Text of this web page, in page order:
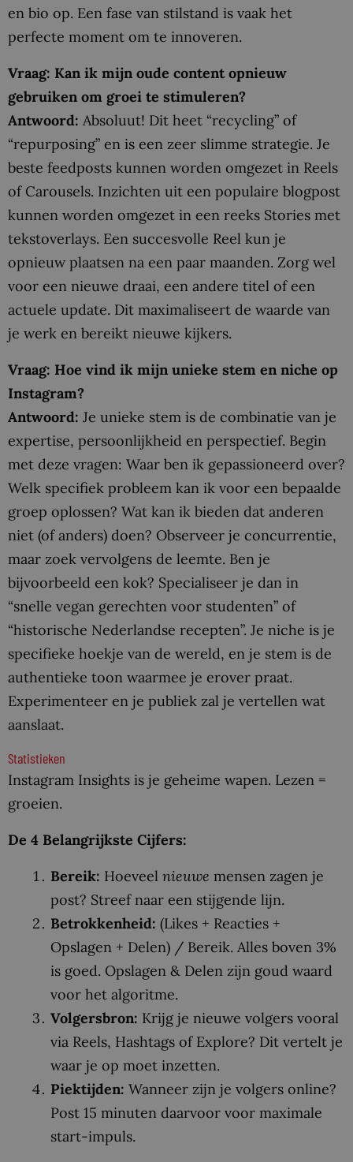
en bio op. Een fase van stilstand is vaak het
perfecte moment om te innoveren.
Vraag: Kan ik mijn oude content opnieuw
gebruiken om groei te stimuleren?
Antwoord: Absoluut! Dit heet “recycling” of
“repurposing” en is een zeer slimme strategie. Je
beste feedposts kunnen worden omgezet in Reels
of Carousels. Inzichten uit een populaire blogpost
kunnen worden omgezet in een reeks Stories met
tekstoverlays. Een succesvolle Reel kun je
opnieuw plaatsen na een paar maanden. Zorg wel
voor een nieuwe draai, een andere titel of een
actuele update. Dit maximaliseert de waarde van
je werk en bereikt nieuwe kijkers.
Vraag: Hoe vind ik mijn unieke stem en niche op
Instagram?
Antwoord: Je unieke stem is de combinatie van je
expertise, persoonlijkheid en perspectief. Begin
met deze vragen: Waar ben ik gepassioneerd over?
Welk specifiek probleem kan ik voor een bepaalde
groep oplossen? Wat kan ik bieden dat anderen
niet (of anders) doen? Observeer je concurrentie,
maar zoek vervolgens de leemte. Ben je
bijvoorbeeld een kok? Specialiseer je dan in
“snelle vegan gerechten voor studenten” of
“historische Nederlandse recepten”. Je niche is je
specifieke hoekje van de wereld, en je stem is de
authentieke toon waarmee je erover praat.
Experimenteer en je publiek zal je vertellen wat
aanslaat.
Statistieken
Instagram Insights is je geheime wapen. Lezen =
groeien.
De 4 Belangrijkste Cijfers:
Bereik: Hoeveel nieuwe mensen zagen je
post? Streef naar een stijgende lijn.
Betrokkenheid: (Likes + Reacties +
Opslagen + Delen) / Bereik. Alles boven 3%
is goed. Opslagen & Delen zijn goud waard
voor het algoritme.
Volgersbron: Krijg je nieuwe volgers vooral
via Reels, Hashtags of Explore? Dit vertelt je
waar je op moet inzetten.
Piektijden: Wanneer zijn je volgers online?
Post 15 minuten daarvoor voor maximale
start-impuls.